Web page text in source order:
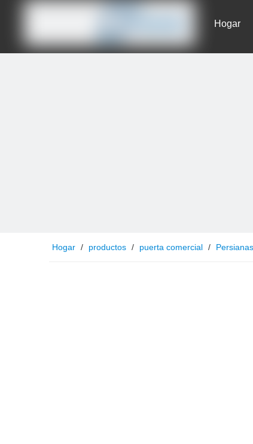
Hogar
Hogar / productos / puerta comercial /